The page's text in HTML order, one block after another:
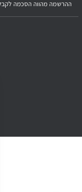
ההרשמה מהווה הסכמה